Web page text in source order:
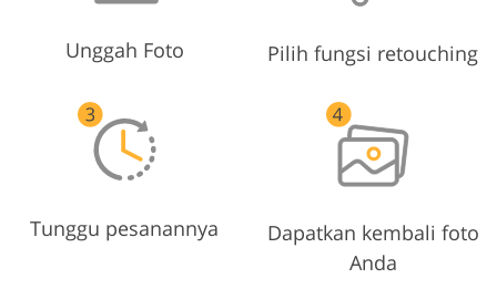
Unggah Foto Pilih fungsi retouching
Tunggu pesanannya
Dapatkan kembali foto
Anda